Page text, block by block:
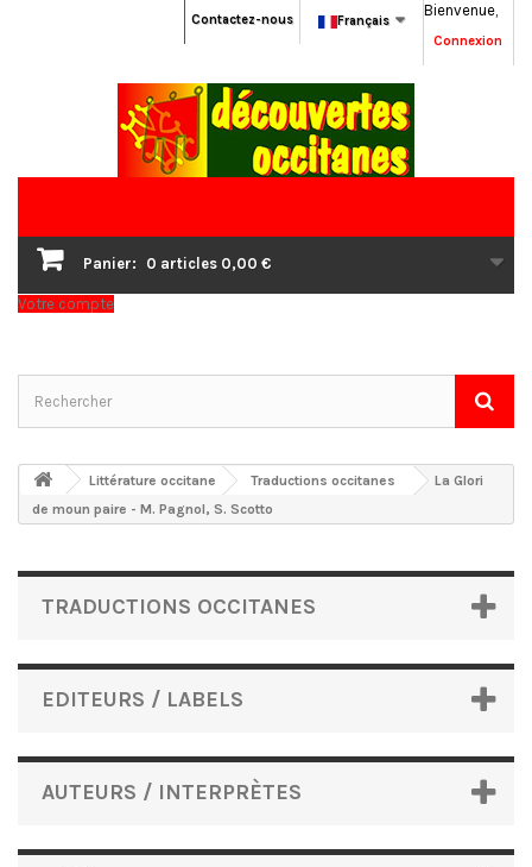
Bienvenue,
Connexion
Français
Contactez-nous
Panier: 0 articles 0,00 €
Votre compte
Littérature occitane Traductions occitanes
La Glori
de moun paire - M. Pagnol, S. Scotto
TRADUCTIONS OCCITANES
EDITEURS / LABELS
AUTEURS / INTERPRÈTES